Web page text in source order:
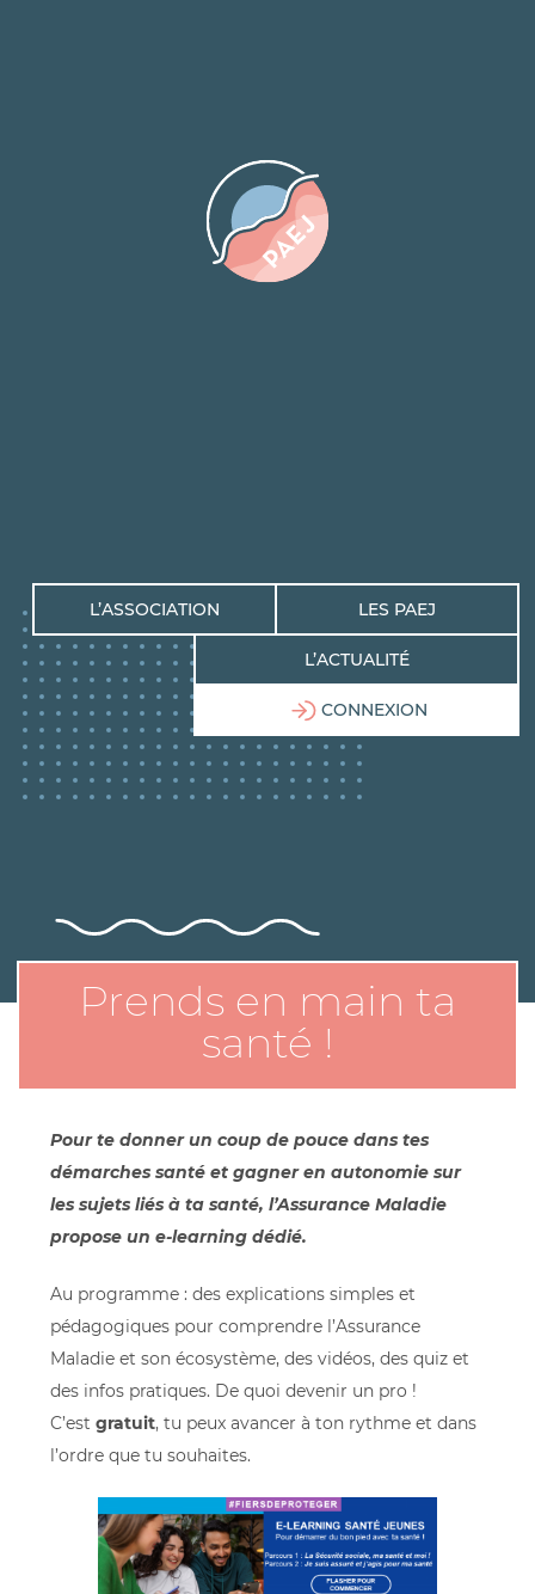
L’ASSOCIATION LES PAEJ
L’ACTUALITÉ
CONNEXION
Prends en main ta
santé !
Pour te donner un coup de pouce dans tes
démarches santé et gagner en autonomie sur
les sujets liés à ta santé, l’Assurance Maladie
propose un e-learning dédié.
Au programme : des explications simples et
pédagogiques pour comprendre l’Assurance
Maladie et son écosystème, des vidéos, des quiz et
des infos pratiques. De quoi devenir un pro !
C’est gratuit, tu peux avancer à ton rythme et dans
l’ordre que tu souhaites.